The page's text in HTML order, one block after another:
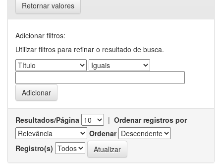
Retornar valores
Adicionar filtros:
Utilizar filtros para refinar o resultado de busca.
Resultados/Página | Ordenar registros por
Ordenar
Registro(s)